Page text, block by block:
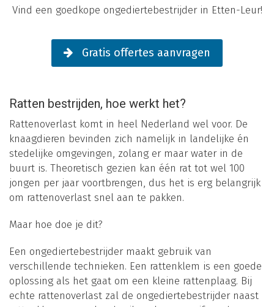
Vind een goedkope ongediertebestrijder in Etten-Leur!
Gratis offertes aanvragen
Ratten bestrijden, hoe werkt het?
Rattenoverlast komt in heel Nederland wel voor. De
knaagdieren bevinden zich namelijk in landelijke én
stedelijke omgevingen, zolang er maar water in de
buurt is. Theoretisch gezien kan één rat tot wel 100
jongen per jaar voortbrengen, dus het is erg belangrijk
om rattenoverlast snel aan te pakken.
Maar hoe doe je dit?
Een ongediertebestrijder maakt gebruik van
verschillende technieken. Een rattenklem is een goede
oplossing als het gaat om een kleine rattenplaag. Bij
echte rattenoverlast zal de ongediertebestrijder naast